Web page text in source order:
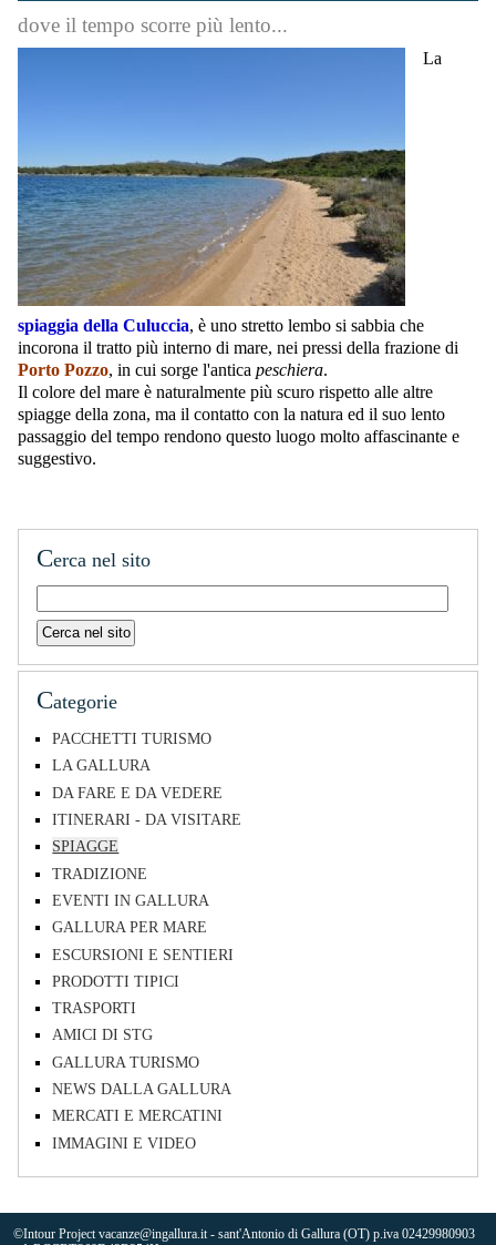
dove il tempo scorre più lento...
La
spiaggia della Culuccia, è uno stretto lembo si sabbia che
incorona il tratto più interno di mare, nei pressi della frazione di
Porto Pozzo, in cui sorge l'antica peschiera.
Il colore del mare è naturalmente più scuro rispetto alle altre
spiagge della zona, ma il contatto con la natura ed il suo lento
passaggio del tempo rendono questo luogo molto affascinante e
suggestivo.
Cerca nel sito
Categorie
PACCHETTI TURISMO
LA GALLURA
DA FARE E DA VEDERE
ITINERARI - DA VISITARE
SPIAGGE
TRADIZIONE
EVENTI IN GALLURA
GALLURA PER MARE
ESCURSIONI E SENTIERI
PRODOTTI TIPICI
TRASPORTI
AMICI DI STG
GALLURA TURISMO
NEWS DALLA GALLURA
MERCATI E MERCATINI
IMMAGINI E VIDEO
©Intour Project vacanze@ingallura.it - sant'Antonio di Gallura (OT) p.iva 02429980903